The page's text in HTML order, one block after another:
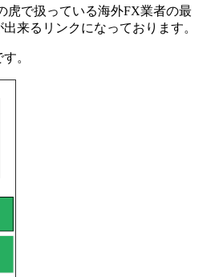
虎で扱っている海外FX業者の最
来るリンクになっております。
。